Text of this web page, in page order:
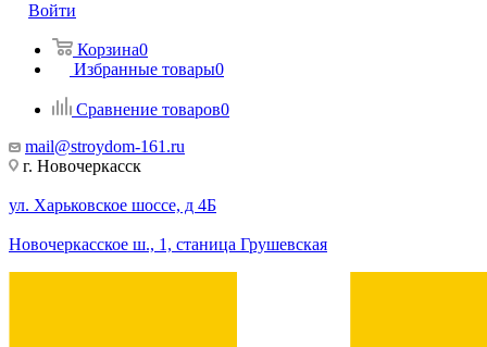
Войти
Корзина0
Избранные товары0
Сравнение товаров0
mail@stroydom-161.ru
г. Новочеркасск
ул. Харьковское шоссе, д 4Б
Новочеркасское ш., 1, станица Грушевская